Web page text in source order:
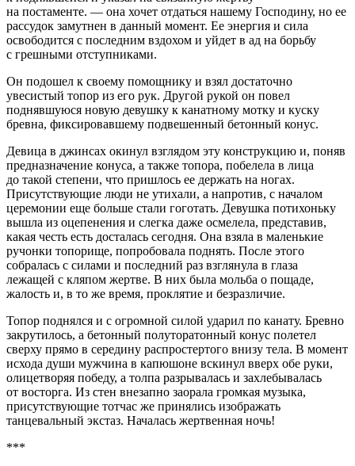
на постаменте. — она хочет отдаться нашему Господину, но ее
рассудок замутнен в данный момент. Ее энергия и сила
освободится с последним вздохом и уйдет в ад на борьбу
с грешными отступниками.
Он подошел к своему помощнику и взял достаточно
увесистый топор из его рук. Другой рукой он повел
поднявшуюся новую девушку к канатному мотку и куску
бревна, фиксировавшему подвешенный бетонный конус.
Девица в джинсах окинул взглядом эту конструкцию и, поняв
предназначение конуса, а также топора, побелела в лица
до такой степени, что пришлось ее держать на ногах.
Присутствующие люди не утихали, а напротив, с началом
церемонии еще больше стали гоготать. Девушка потихоньку
вышла из оцепенения и слегка даже осмелела, представив,
какая честь есть досталась сегодня. Она взяла в маленькие
ручонки топорище, попробовала поднять. После этого
собралась с силами и последний раз взглянула в глаза
лежащей с кляпом жертве. В них была мольба о пощаде,
жалость и, в то же время, проклятие и безразличие.
Топор поднялся и с огромной силой ударил по канату. Бревно
закрутилось, а бетонный полуторатонный конус полетел
сверху прямо в середину распростертого внизу тела. В момент
исхода души мужчина в капюшоне вскинул вверх обе руки,
олицетворяя победу, а толпа разрывалась и захлебывалась
от восторга. Из стен внезапно заорала громкая музыка,
присутствующие тотчас же принялись изображать
танцевальный экстаз. Началась жертвенная ночь!
***